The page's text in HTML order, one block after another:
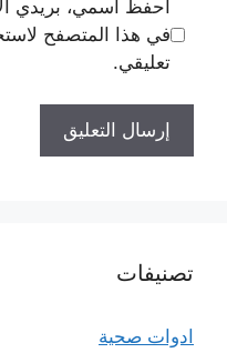
احفظ اسمي، بريدي
في هذا المتصفح
تعليقي.
تصنيفات
ادوات صحية